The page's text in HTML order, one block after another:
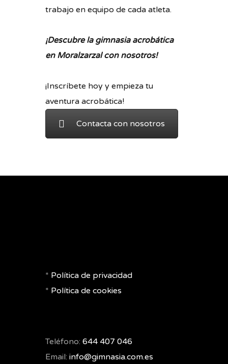
trabajo en equipo de cada atleta.
¡Descubre la gimnasia acrobática
en Moralzarzal con nosotros!
¡Inscríbete hoy y empieza tu
aventura acrobática!
Contacta con nosotros
* Política de privacidad
* Política de cookies
Teléfono: 644 407 046
Email: info@gimnasia.com.es